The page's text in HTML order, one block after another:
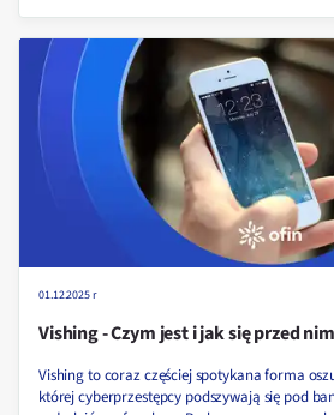
01.12.2025 r
Vishing - Czym jest i jak się przed
Vishing to coraz częściej spotykana forma
której cyberprzestępcy podszywają się pod